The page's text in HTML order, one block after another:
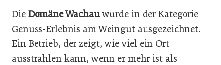
Die Domäne Wachauwurde in der Kategorie
Genuss-Erlebnis am Weingut ausgezeichnet.
Ein Betrieb, der zeigt, wie viel ein Ort
ausstrahlen kann, wenn er mehr ist als